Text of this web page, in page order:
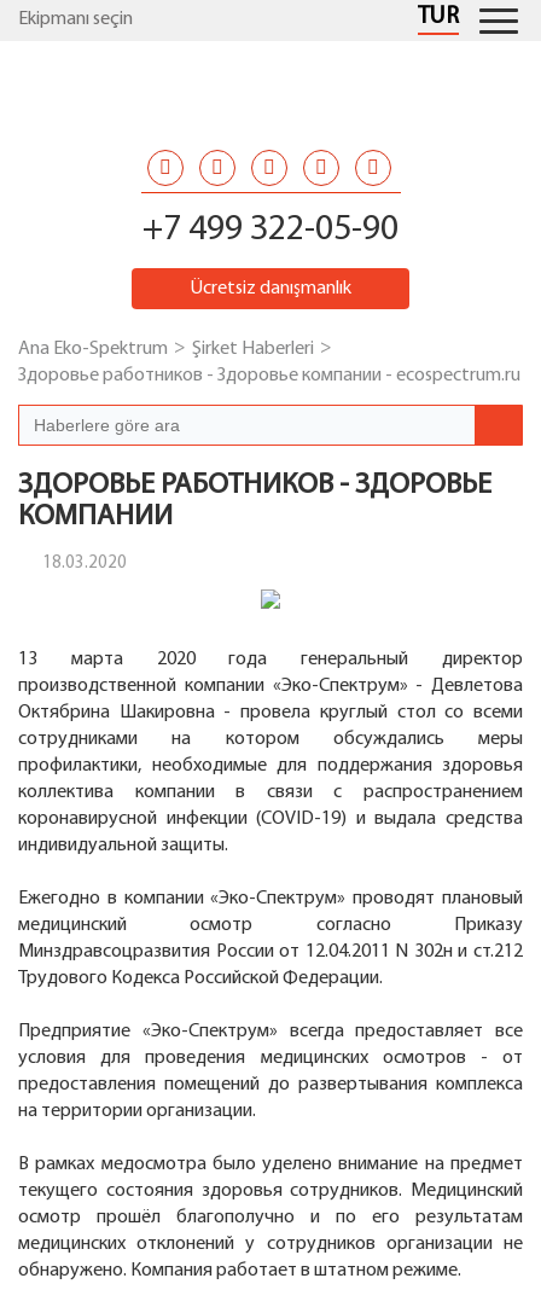
Ekipmanı seçin
+7 499 322-05-90
Ücretsiz danışmanlık
TUR
Ana Eko-Spektrum
Şirket Haberleri
Здоровье работников - Здоровье компании - ecospectrum.ru
ЗДОРОВЬЕ РАБОТНИКОВ - ЗДОРОВЬЕ
КОМПАНИИ
18.03.2020
13 марта 2020 года генеральный директор
производственной компании «Эко-Спектрум» - Девлетова
Октябрина Шакировна - провела круглый стол со всеми
сотрудниками на котором обсуждались меры
профилактики, необходимые для поддержания здоровья
коллектива компании в связи с распространением
коронавирусной инфекции (COVID-19) и выдала средства
индивидуальной защиты.
Ежегодно в компании «Эко-Спектрум» проводят плановый
медицинский осмотр согласно Приказу
Минздравсоцразвития России от 12.04.2011 N 302н и ст.212
Трудового Кодекса Российской Федерации.
Предприятие «Эко-Спектрум» всегда предоставляет все
условия для проведения медицинских осмотров - от
предоставления помещений до развертывания комплекса
на территории организации.
В рамках медосмотра было уделено внимание на предмет
текущего состояния здоровья сотрудников. Медицинский
осмотр прошёл благополучно и по его результатам
медицинских отклонений у сотрудников организации не
обнаружено. Компания работает в штатном режиме.